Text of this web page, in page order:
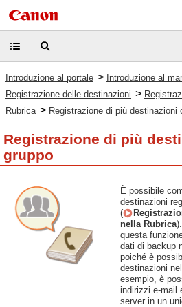
Introduzione al portale > Introduzione al
Registrazione delle destinazioni >
Rubrica > Registrazione di più destinazioni
Registrazione di più
gruppo
È possibile
destinazioni
(
nella Rubrica
questa
dati di backup
poiché è
destinazioni
esempio, è
indirizzi e-mail
server in un